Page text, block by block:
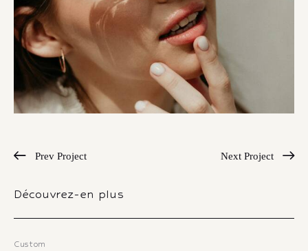
Prev Project Next Project
Découvrez-en plus
Custom